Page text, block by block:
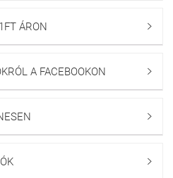
ÁRON 
A FACEBOOKON 

